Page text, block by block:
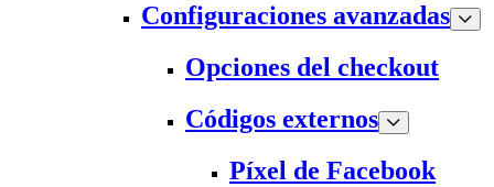
Configuraciones avanzadas
Opciones del checkout
Códigos externos
Píxel de Facebook